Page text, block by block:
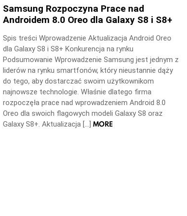
Samsung Rozpoczyna Prace nad
Androidem 8.0 Oreo dla Galaxy S8 i S8+
Spis treści Wprowadzenie Aktualizacja Android Oreo
dla Galaxy S8 i S8+ Konkurencja na rynku
Podsumowanie Wprowadzenie Samsung jest jednym z
liderów na rynku smartfonów, który nieustannie dąży
do tego, aby dostarczać swoim użytkownikom
najnowsze technologie. Właśnie dlatego firma
rozpoczęła prace nad wprowadzeniem Android 8.0
Oreo dla swoich flagowych modeli Galaxy S8 oraz
Galaxy S8+. Aktualizacja […] MORE